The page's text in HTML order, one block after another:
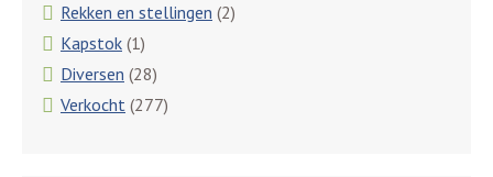
Rekken en stellingen (2)
Kapstok (1)
Diversen (28)
Verkocht (277)